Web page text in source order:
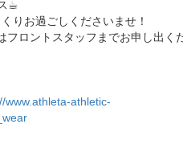
☕︎
りお過ごしくださいませ！
フロントスタッフまでお申し出く
www.athleta-athletic-